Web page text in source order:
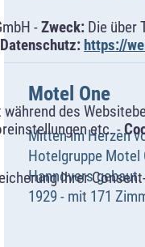
-Zweck: Die über
Datenschutz: https://
während des
etc. -
Ihrer
Motel One
Mitten im Herzen
Hotelgruppe Motel
Hannovers
1929 - mit 171